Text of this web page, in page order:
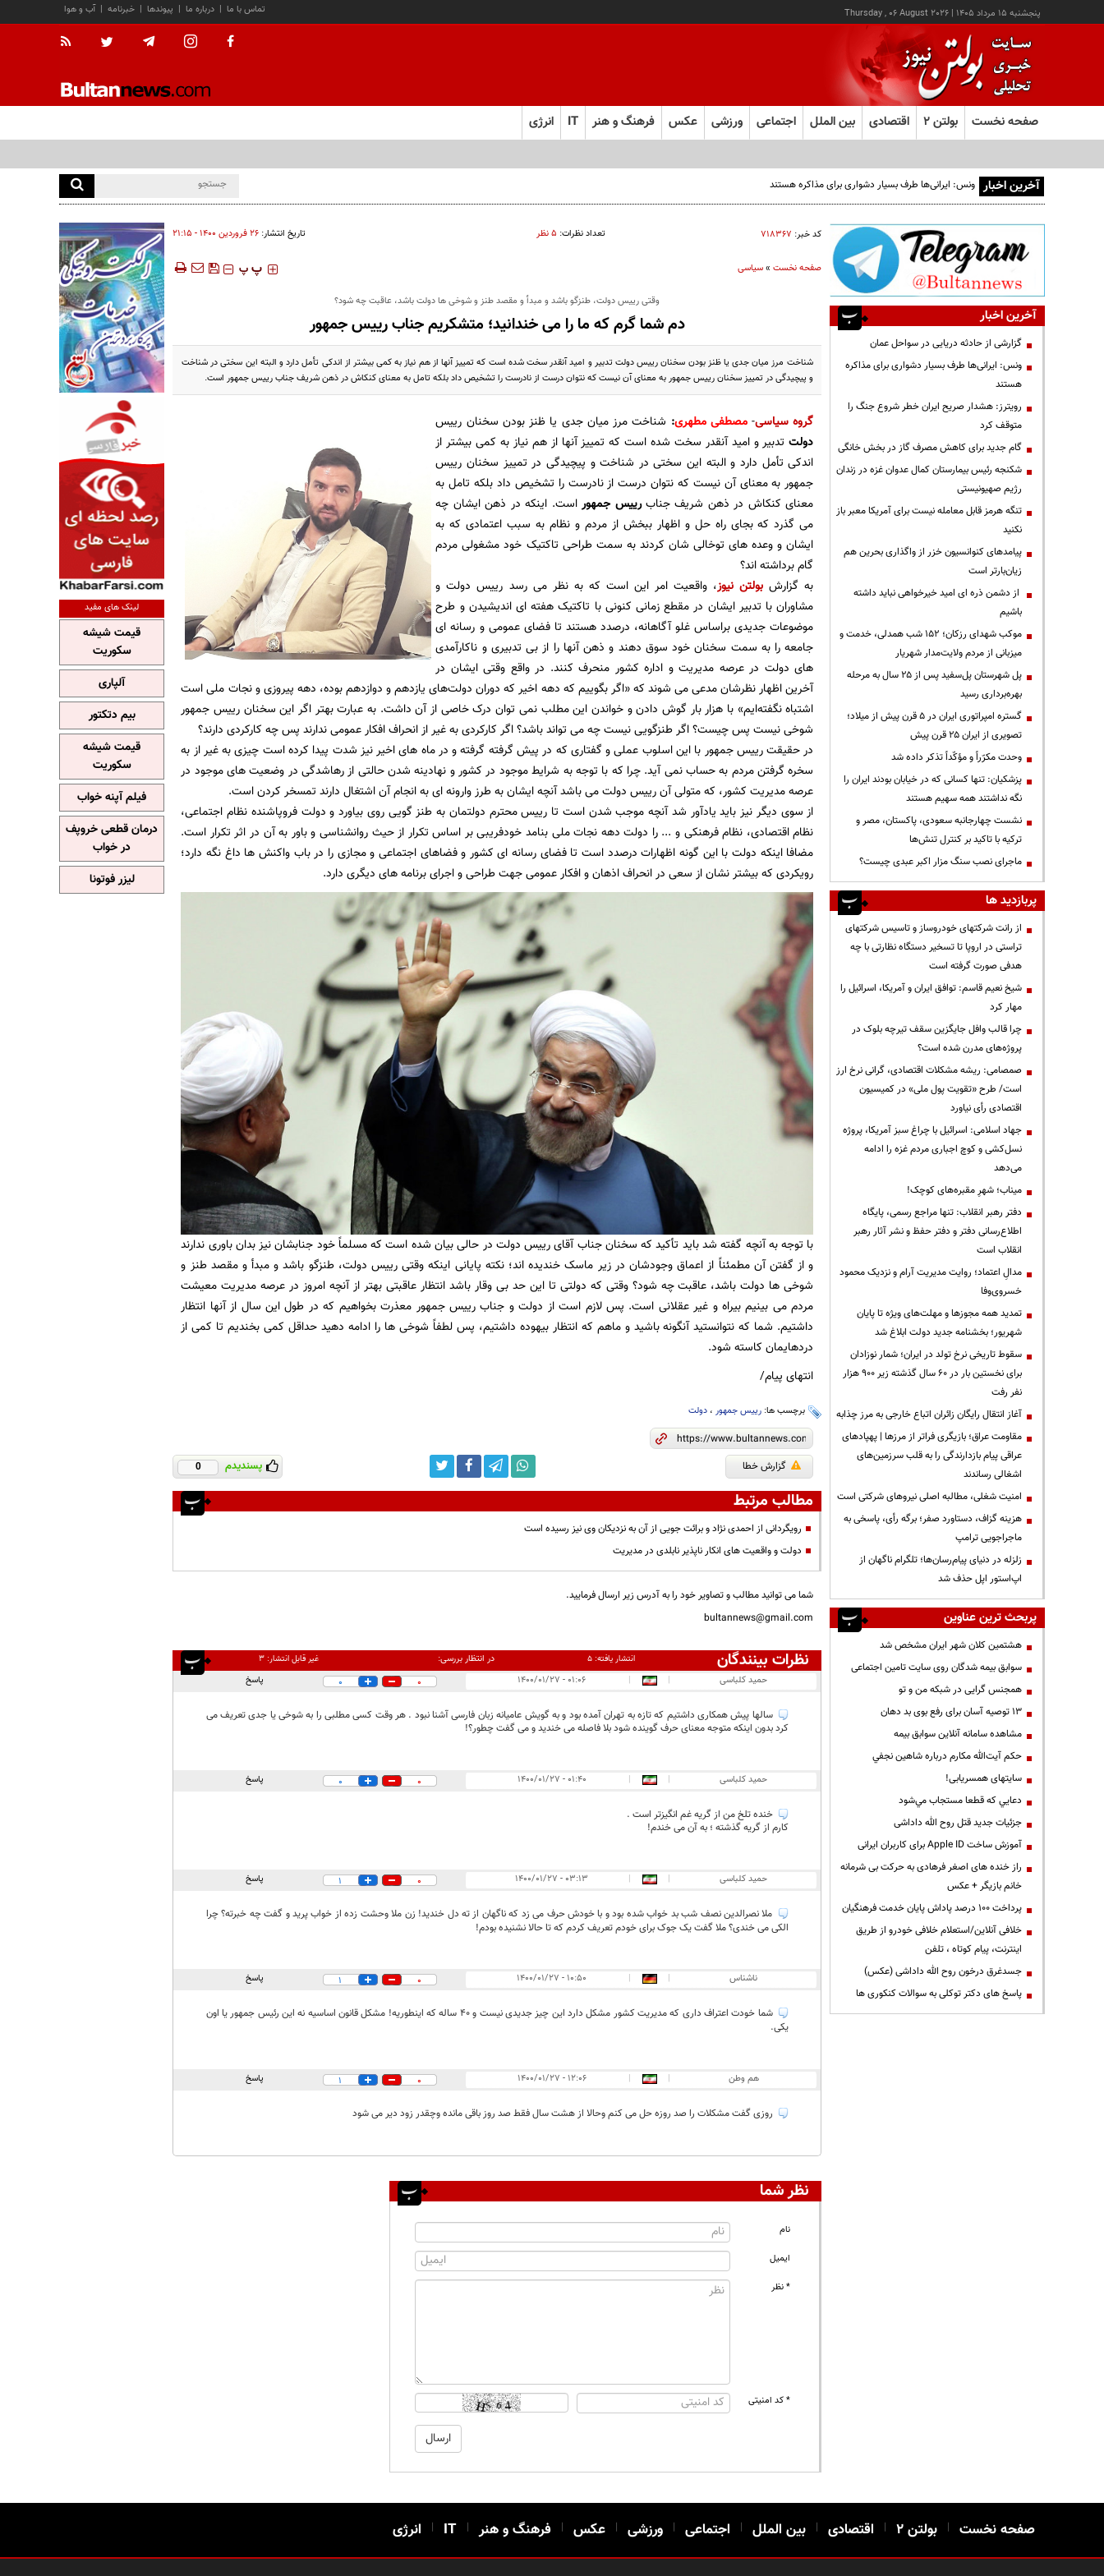
پنجشنبه ۱۵ مرداد ۱۴۰۵ |
Thursday , 06 August 2026 آب و هوا | خبرنامه | پیوندها | درباره ما | تماس با ما
صفحه نخست بولتن ۲ اقتصادی بین الملل اجتماعی ورزشی عکس فرهنگ و هنر IT انرژی
آخرین اخبار
کد خبر: ۷۱۸۳۶۷ تعداد نظرات: ۵ نظر تاریخ انتشار: ۲۶ فروردين ۱۴۰۰ - ۲۱:۱۵
صفحه نخست»سیاسی ‍‍‍ پ پ
وقتی رییس دولت، طنزگو باشد و مبدأ و مقصد طنز و شوخی ها دولت باشد، عاقبت چه شود؟
دم شما گرم که ما را می خندانید؛ متشکریم جناب رییس جمهور
شناخت مرز میان جدی یا ظنز بودن سخنان رییس دولت تدبیر و امید آنقدر سخت شده است که تمییز آنها از هم نیاز به کمی بیشتر از اندکی تأمل دارد و البته این سختی در شناخت
و پیچیدگی در تمییز سخنان رییس جمهور به معنای آن نیست که نتوان درست از نادرست را تشخیص داد بلکه تامل به معنای کنکاش در ذهن شریف جناب رییس جمهور است.
گروه سیاسی-مصطفی مطهری: شناخت مرز میان جدی یا ظنز بودن سخنان رییس
دولتتدبیر و امید آنقدر سخت شده است که تمییز آنها از هم نیاز به کمی بیشتر از
اندکی تأمل دارد و البته این سختی در شناخت و پیچیدگی در تمییز سخنان رییس
جمهور به معنای آن نیست که نتوان درست از نادرست را تشخیص داد بلکه تامل به
معنای کنکاش در ذهن شریف جنابرییس جمهوراست. اینکه در ذهن ایشان چه
می گذرد که بجای راه حل و اظهار ببخش از مردم و نظام به سبب اعتمادی که به
ایشان و وعده های توخالی شان کردند به سمت طراحی تاکتیک خود مشغولی مردم
گام برداشته اند؟
به گزارش بولتن نیوز، واقعیت امر این است که به نظر می رسد رییس دولت و
مشاوران با تدبیر ایشان در مقطع زمانی کنونی با تاکتیک هفته ای اندیشیدن و طرح
موضوعات جدیدی براساس غلو آگاهانه، درصدد هستند تا فضای عمومی و رسانه ای
جامعه را به سمت سخنان خود سوق دهند و ذهن آنها را از بی تدبیری و ناکارآمدی
های دولت در عرصه مدیریت و اداره کشور منحرف کنند. در واقع وقتی ایشان در
آخرین اظهار نظرشان مدعی می شوند که «اگر بگوییم که دهه اخیر که دوران دولت‌های یازدهم و دوازدهم بوده، دهه پیروزی و نجات ملی است
اشتباه نگفته‌ایم» با هزار بار گوش دادن و خواندن این مطلب نمی توان درک خاصی از آن داشت. به عبارت بهتر اگر این سخنان رییس جمهور
شوخی نیست پس چیست؟ اگر طنزگویی نیست چه می تواند باشد؟ اگر کارکردی به غیر از انحراف افکار عمومی ندارند پس چه کارکردی دارند؟
در حقیقت رییس جمهور با این اسلوب عملی و گفتاری که در پیش گرفته گرفته و در ماه های اخیر نیز شدت پیدا کرده است چیزی به غیر از به
سخره گرفتن مردم به حساب نمی آید. چرا که با توجه به شرایط موجود در کشور و نهادینه شدن حالتی از رهاشدگی در وضعیت های موجود در
عرصه مدیریت کشور، که متولی آن رییس دولت می باشد آنچه ایشان به طرز وارونه ای به انجام آن اشتغال دارند تمسخر کردن است.
از سوی دیگر نیز باید یادآور شد آنچه موجب شدن است تا رییس محترم دولتمان به طنز گویی روی بیاورد و دولت فروپاشنده نظام اجتماعی،
نظام اقتصادی، نظام فرهنکی و ... را دولت دهه نجات ملی بنامد خودفریبی بر اساس تکرار از حیث روانشناسی و باور به آن در اثر تکرار است.
مضافا اینکه دولت با این گونه اظهارات درصدد است تا فضای رسانه ای کشور و فضاهای اجتماعی و مجازی را در باب واکنش ها داغ نگه دارد؛
رویکردی که بیشتر نشان از سعی در انحراف اذهان و افکار عمومی جهت طراحی و اجرای برنامه های دیگری دارد.
با توجه به آنچه گفته شد باید تأکید که سخنان جناب آقای رییس دولت در حالی بیان شده است که مسلماً خود جنابشان نیز بدان باوری ندارند
و از گفتن آن مطمئناً از اعماق وجودشان در زیر ماسک خندیده اند؛ نکته پایانی اینکه وقتی رییس دولت، طنزگو باشد و مبدأ و مقصد طنز و
شوخی ها دولت باشد، عاقبت چه شود؟ وقتی که دولتی تا این حد بی وقار باشد انتظار عاقبتی بهتر از آنچه امروز در عرصه مدیریت معیشت
مردم می بینیم بیراه و غیر عقلانی است. پس لازم است از دولت و جناب رییس جمهور معذرت بخواهیم که در طول این سال از آنها انتظار
داشتیم. شما که نتوانستید آنگونه باشید و ماهم که انتظار بیهوده داشتیم، پس لطفاً شوخی ها را ادامه دهید حداقل کمی بخندیم تا کمی از
دردهایمان کاسته شود.
انتهای پیام/
برچسب ها: رییس جمهور، دولت
گزارش خطا پسندیدم 0
مطالب مرتبط
رویگردانی از احمدی نژاد و برائت جویی از آن به نزدیکان وی نیز رسیده است
دولت و واقعیت های انکار ناپذیر نابلدی در مدیریت
شما می توانید مطالب و تصاویر خود را به آدرس زیر ارسال فرمایید.
bultannews@gmail.com
نظرات بینندگان انتشار یافته:۵ در انتظار بررسی: غیر قابل انتشار:۳
حمید کلباسی |
| ۰۱:۰۶ - ۱۴۰۰/۰۱/۲۷ 0
0 پاسخ
سالها پیش همکاری داشتیم که تازه به تهران آمده بود و به گویش عامیانه زبان فارسی آشنا نبود . هر وقت کسی مطلبی را به شوخی یا جدی تعریف می
کرد بدون اینکه متوجه معنای حرف گوینده شود بلا فاصله می خندید و می گفت چطور؟!
حمید کلباسی |
| ۰۱:۴۰ - ۱۴۰۰/۰۱/۲۷ 0
0 پاسخ
خنده تلخ من از گریه غم انگیزتر است .
کارم از گریه گذشته ؛ به آن می خندم!
حمید کلباسی |
| ۰۳:۱۳ - ۱۴۰۰/۰۱/۲۷ 0
1 پاسخ
ملا نصرالدین نصف شب بد خواب شده بود و با خودش حرف می زد که ناگهان از ته دل خندید! زن ملا وحشت زده از خواب پرید و گفت چه خبرته؟ چرا
الکی می خندی؟ ملا گفت یک جوک برای خودم تعریف کردم که تا حالا نشنیده بودم!
ناشناس |
| ۱۰:۵۰ - ۱۴۰۰/۰۱/۲۷ 0
1 پاسخ
شما خودت اعتراف داری که مدیریت کشور مشکل دارد این چیز جدیدی نیست و ۴۰ ساله که اینطوریه! مشکل قانون اساسیه نه این رئیس جمهور یا اون
یکی.
هم وطن |
| ۱۲:۰۶ - ۱۴۰۰/۰۱/۲۷ 0
1 پاسخ
روزی گفت مشکلات را صد روزه حل می کنم وحالا از هشت سال فقط صد روز باقی مانده وچقدر زود دیر می شود
نظر شما
نام
ایمیل
* نظر
* کد امنیتی
آخرین اخبار
گزارشی از حادثه دریایی در سواحل عمان
ونس: ایرانی‌ها طرف بسیار دشواری برای مذاکره
هستند
رویترز: هشدار صریح ایران خطر شروع جنگ را
متوقف کرد
گام جدید برای کاهش مصرف گاز در بخش خانگی
شکنجه رئیس بیمارستان کمال عدوان غزه در زندان
رژیم صهیونیستی
تنگه هرمز قابل معامله نیست برای آمریکا معبر باز
نکنید
پیامدهای کنوانسیون خزر از واگذاری بحرین هم
زیان‌بارتر است
از دشمن ذره ای امید خیرخواهی نباید داشته
باشیم
موکب شهدای رزکان؛ ۱۵۲ شب همدلی، خدمت و
میزبانی از مردم ولایت‌مدار شهریار
پل شهرستان پل‌سفید پس از ۲۵ سال به مرحله
بهره‌برداری رسید
گستره امپراتوری ایران در ۵ قرن پیش از میلاد؛
تصویری از ایران ۲۵ قرن پیش
وحدت مکرّراً و مؤکّداً تذکر داده شد
پزشکیان: تنها کسانی که در خیابان بودند ایران را
نگه نداشتند همه سهیم هستند
نشست چهارجانبه سعودی، پاکستان، مصر و
ترکیه با تاکید بر کنترل تنش‌ها
ماجرای نصب سنگ مزار اکبر عبدی چیست؟
پربازدید ها
از رانت‌ شرکتهای خودروساز و تاسیس شرکتهای
تراستی در اروپا تا تسخیر دستگاه نظارتی با چه
هدفی صورت گرفته است
شیخ نعیم قاسم: توافق ایران و آمریکا، اسرائیل را
مهار کرد
چرا قالب وافل جایگزین سقف تیرچه بلوک در
پروژه‌های مدرن شده است؟
صمصامی: ریشه مشکلات اقتصادی، گرانی نرخ ارز
است/ طرح «تقویت پول ملی» در کمیسیون
اقتصادی رأی نیاورد
جهاد اسلامی: اسرائیل با چراغ سبز آمریکا، پروژه
نسل‌کشی و کوچ اجباری مردم غزه را ادامه
می‌دهد
میناب؛ شهرِ مقبره‌های کوچک!
دفتر رهبر انقلاب: تنها مراجع رسمی، پایگاه
اطلاع‌رسانی دفتر و دفتر حفظ و نشر آثار رهبر
انقلاب است
مدالِ اعتماد؛ روایت مدیریت آرام و نزدیک محمود
خسروی‌وفا
تمدید همه مجوزها و مهلت‌های ویژه تا پایان
شهریور؛ بخشنامه جدید دولت ابلاغ شد
سقوط تاریخی نرخ تولد در ایران؛ شمار نوزادان
برای نخستین بار در ۶۰ سال گذشته زیر ۹۰۰ هزار
نفر رفت
آغاز انتقال رایگان زائران اتباع خارجی به مرز چذابه
مقاومت عراق؛ بازیگری فراتر از مرزها | پهپادهای
عراقی پیام بازدارندگی را به قلب سرزمین‌های
اشغالی رساندند
‌امنیت شغلی، مطالبه اصلی نیروهای شرکتی است
هزینه گزاف، دستاورد صفر؛ برگه رأی، پاسخی به
ماجراجویی ترامپ
زلزله در دنیای پیام‌رسان‌ها؛ تلگرام ناگهان از
اپ‌استور اپل حذف شد
پربحث ترین عناوین
هشتمین کلان شهر ایران مشخص شد
سوابق بیمه شدگان روی سایت تامین اجتماعی
همجنس گرایی در شبکه من و تو
13 توصیه آسان برای رفع بوی بد دهان
مشاهده سامانه آنلاين سوابق بیمه
حكم آيت‌الله مكارم درباره شاهين نجفي
سایتهای همسریابی!
دعايي كه قطعا مستجاب مي‌شود
جزئیات جدید قتل روح الله داداشی
آموزش ساخت Apple ID برای کاربران ایرانی
راز خنده های اصغر فرهادی به حرکت بی شرمانه
خانم بازیگر + عکس
پرداخت ۱۰۰ درصد پاداش پایان خدمت فرهنگیان
خلافی آنلاین/استعلام خلافی خودرو از طریق
اینترنت، پیام کوتاه ، تلفن
جسدغرق درخون روح الله داداشی (عکس)
پاسخ های دکتر توکلی به سوالات کنکوری ها
لینک های مفید
قیمت شیشه
سکوریت
آلپاری
بیم دتکتور
قیمت شیشه
سکوریت
فیلم آپنه خواب
درمان قطعی خروپف
در خواب
لیزر فوتونا
صفحه نخست | بولتن ۲ | اقتصادی | بین الملل | اجتماعی | ورزشی | عکس | فرهنگ و هنر |
IT
| انرژی